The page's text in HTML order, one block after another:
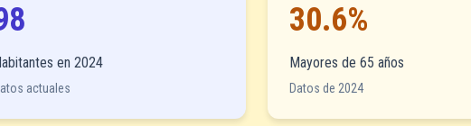
en 2024
actuales
30.6%
Mayores de 65 años
Datos de 2024